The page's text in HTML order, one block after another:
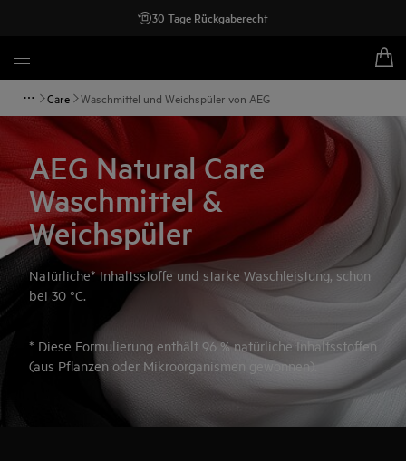
30 Tage Rückgaberecht
Care Waschmittel und Weichspüler von AEG
AEG Natural Care
Waschmittel &
Weichspüler
Natürliche* Inhaltsstoffe und starke Waschleistung, schon
bei 30 °C.
* Diese Formulierung enthält 96 % natürliche Inhaltsstoffen
(aus Pflanzen oder Mikroorganismen gewonnen).